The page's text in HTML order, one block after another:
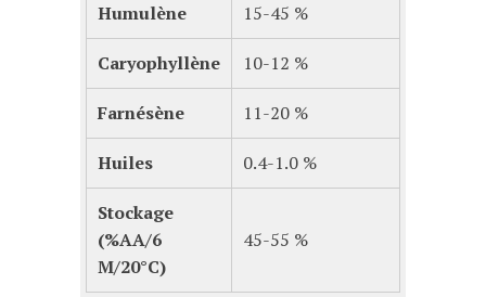
Humulène 15-45 %
Caryophyllène 10-12 %
Farnésène 11-20 %
Huiles 0.4-1.0 %
Stockage
(%AA/6
M/20°C)
45-55 %